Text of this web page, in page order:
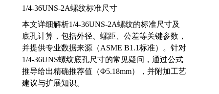
1/4-36UNS-2A螺纹标准尺寸
本文详细解析1/4-36UNS-2A螺纹的标准尺寸及
底孔计算，包括外径、螺距、公差等关键参数，
并提供专业数据来源（ASME B1.1标准）。针对
1/4-36UNS螺纹底孔尺寸的常见疑问，通过公式
推导给出精确推荐值（Φ5.18mm），并附加工艺
建议与扩展知识。